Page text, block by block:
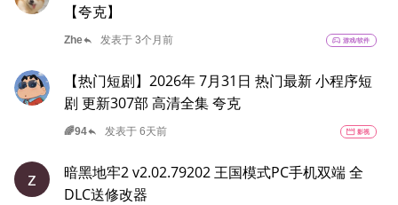
【夸克】
Zhereply 发表于 3个月前 sports_esports 游戏/软件
【热门短剧】2026年 7月31日 热门最新 小程序短
剧 更新307部 高清全集 夸克
🌈94reply 发表于 6天前 movie 影视
z
暗黑地牢2 v2.02.79202 王国模式PC手机双端 全
DLC送修改器